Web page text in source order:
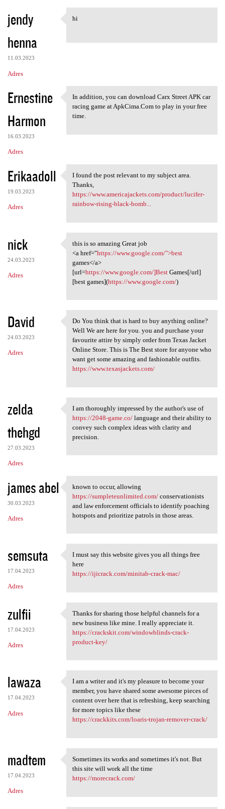
jendy
henna
11.03.2023
Adres
hi
hi
Ernestine
Harmon
16.03.2023
Adres
In addition, you can download
In addition, you can download Carx Street APK car
racing game at ApkCima.Com to play in your free
time.
Erikaadoll
19.03.2023
Adres
I found the post relevant to
I found the post relevant to my subject area.
Thanks,
https://www.americajackets.com/product/lucifer-
rainbow-rising-black-bomb...
nick
24.03.2023
Adres
this is so amazing Great job
this is so amazing Great job
<a href="https://www.google.com/">best
games</a>
[url=https://www.google.com/]BestGames[/url]
[best games](https://www.google.com/)
David
24.03.2023
Adres
Do You think that is hard to
Do You think that is hard to buy anything online?
Well We are here for you. you and purchase your
favourite attire by simply order from Texas Jacket
Online Store. This is The Best store for anyone who
want get some amazing and fashionable outfits.
https://www.texasjackets.com/
zelda
thehgd
27.03.2023
Adres
I am thoroughly impressed by
I am thoroughly impressed by the author's use of
https://2048-game.co/language and their ability to
convey such complex ideas with clarity and
precision.
james abel
30.03.2023
Adres
known to occur, allowing
known to occur, allowing
https://sumpleteunlimited.com/conservationists
and law enforcement officials to identify poaching
hotspots and prioritize patrols in those areas.
semsuta
17.04.2023
Adres
I must say this website gives
I must say this website gives you all things free
here
https://ijicrack.com/minitab-crack-mac/
zulfii
17.04.2023
Adres
Thanks for sharing those
Thanks for sharing those helpful channels for a
new business like mine. I really appreciate it.
https://crackskit.com/windowblinds-crack-
product-key/
lawaza
17.04.2023
Adres
I am a writer and it's my
I am a writer and it's my pleasure to become your
member, you have shared some awesome pieces of
content over here that is refreshing, keep searching
for more topics like these
https://crackkits.com/loaris-trojan-remover-crack/
madtem
17.04.2023
Adres
Sometimes its works and
Sometimes its works and sometimes it's not. But
this site will work all the time
https://morecrack.com/